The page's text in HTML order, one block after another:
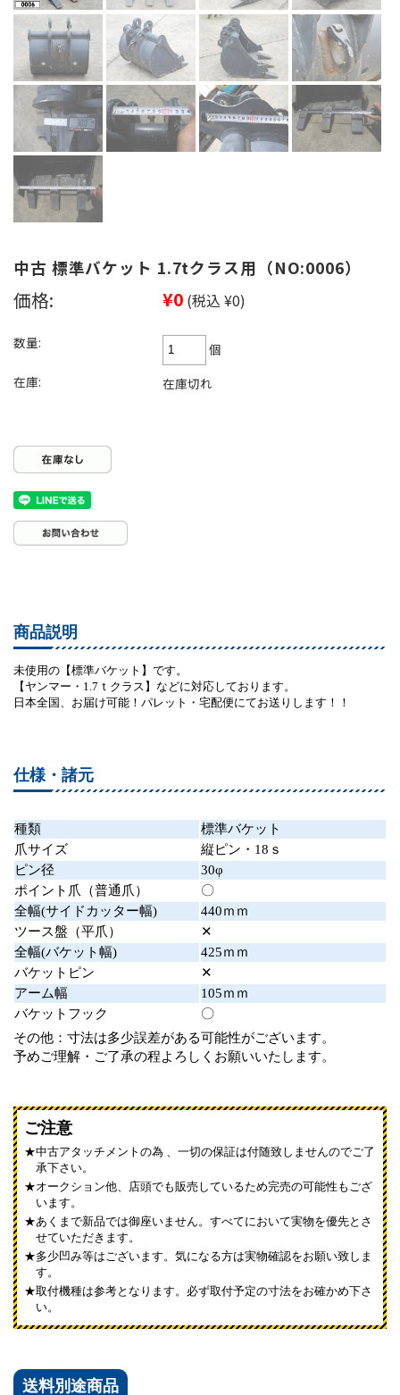
中古 標準バケット 1.7tクラス用（NO:0006）
価格: ¥0 (税込 ¥0)
数量:
個
在庫:
在庫切れ
商品説明
未使用の【標準バケット】です。
【ヤンマー・1.7ｔクラス】などに対応しております。
日本全国、お届け可能！パレット・宅配便にてお送りします！！
仕様・諸元
種類
標準バケット
爪サイズ
縦ピン・18ｓ
ピン径
30φ
ポイント爪（普通爪）
〇
全幅(サイドカッター幅)
440ｍｍ
ツース盤（平爪）
✕
全幅(バケット幅)
425ｍｍ
バケットピン
✕
アーム幅
105ｍｍ
バケットフック
〇
その他：寸法は多少誤差がある可能性がございます。
予めご理解・ご了承の程よろしくお願いいたします。
ご注意
中古アタッチメントの為 、一切の保証は付随致しませんのでご了
承下さい。
オークション他、店頭でも販売しているため完売の可能性もござ
います。
あくまで新品では御座いません。すべてにおいて実物を優先とさ
せていただきます。
多少凹み等はございます。気になる方は実物確認をお願い致しま
す。
取付機種は参考となります。必ず取付予定の寸法をお確かめ下さ
い。
送料別途商品